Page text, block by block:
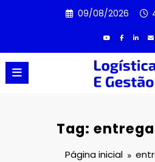
09/08/2026
Tag:
Página inicial